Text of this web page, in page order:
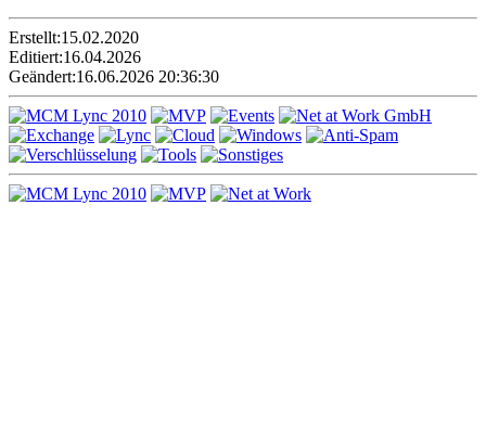
Erstellt:15.02.2020
Editiert:16.04.2026
Geändert:16.06.2026 20:36:30